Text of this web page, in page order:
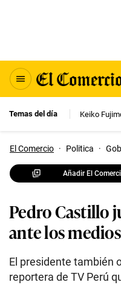
Temas del día Keiko
El Comercio · Politica ·
Añadir El
Pedro Castillo
ante los medios
El presidente también
reportera de TV Perú